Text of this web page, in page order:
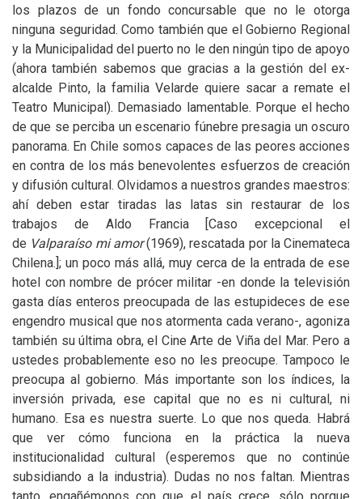
los plazos de un fondo concursable que no le otorga
ninguna seguridad. Como también que el Gobierno Regional
y la Municipalidad del puerto no le den ningún tipo de apoyo
(ahora también sabemos que gracias a la gestión del ex-
alcalde Pinto, la familia Velarde quiere sacar a remate el
Teatro Municipal). Demasiado lamentable. Porque el hecho
de que se perciba un escenario fúnebre presagia un oscuro
panorama. En Chile somos capaces de las peores acciones
en contra de los más benevolentes esfuerzos de creación
y difusión cultural. Olvidamos a nuestros grandes maestros:
ahí deben estar tiradas las latas sin restaurar de los
trabajos de Aldo Francia [Caso excepcional el
de Valparaíso mi amor(1969), rescatada por la Cinemateca
Chilena.]; un poco más allá, muy cerca de la entrada de ese
hotel con nombre de prócer militar -en donde la televisión
gasta días enteros preocupada de las estupideces de ese
engendro musical que nos atormenta cada verano-, agoniza
también su última obra, el Cine Arte de Viña del Mar. Pero a
ustedes probablemente eso no les preocupe. Tampoco le
preocupa al gobierno. Más importante son los índices, la
inversión privada, ese capital que no es ni cultural, ni
humano. Esa es nuestra suerte. Lo que nos queda. Habrá
que ver cómo funciona en la práctica la nueva
institucionalidad cultural (esperemos que no continúe
subsidiando a la industria). Dudas no nos faltan. Mientras